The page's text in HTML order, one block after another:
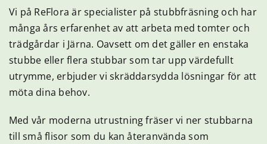
Vi på ReFlora är specialister på stubbfräsning och har
många års erfarenhet av att arbeta med tomter och
trädgårdar i Järna. Oavsett om det gäller en enstaka
stubbe eller flera stubbar som tar upp värdefullt
utrymme, erbjuder vi skräddarsydda lösningar för att
möta dina behov.
Med vår moderna utrustning fräser vi ner stubbarna
till små flisor som du kan återanvända som